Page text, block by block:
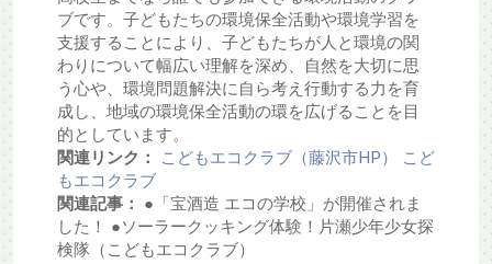
ブです。子どもたちの環境保全活動や環境学習を
支援することにより、子どもたちが人と環境の関
わりについて幅広い理解を深め、自然を大切に思
う心や、環境問題解決に自ら考え行動する力を育
成し、地域の環境保全活動の環を広げることを目
的としています。
関連リンク： こどもエコクラブ（藤沢市HP）
こど
もエコクラブ
関連記事： ●「宝酒造 エコの学校」が開催されま
した！ ●ソーラークッキング体験！片瀬少年少女探
検隊（こどもエコクラブ）